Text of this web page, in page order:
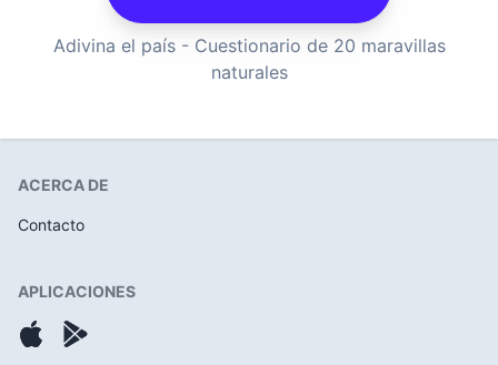
Adivina el país - Cuestionario de 20 maravillas
naturales
ACERCA DE
Contacto
APLICACIONES